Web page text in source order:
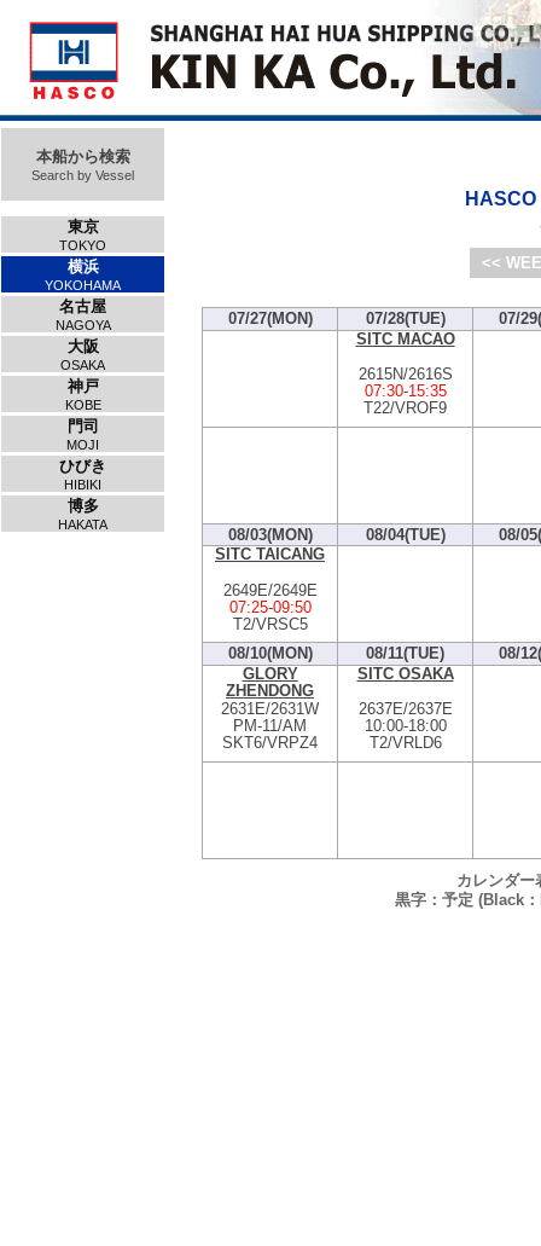
本船から検索
Search by Vessel
東京
TOKYO
横浜
YOKOHAMA
名古屋
NAGOYA
大阪
OSAKA
神戸
KOBE
門司
MOJI
ひびき
HIBIKI
博多
HAKATA
<<
07/27(MON) 07/28(TUE)
07/
SITC MACAO
2615N/2616S
07:30-15:35
T22/VROF9
08/03(MON) 08/04(TUE)
08/
SITC TAICANG
2649E/2649E
07:25-09:50
T2/VRSC5
08/10(MON)
08/11(TUE)
08/
GLORY
ZHENDONG
2631E/2631W
PM-11/AM
SKT6/VRPZ4
SITC OSAKA
2637E/2637E
10:00-18:00
T2/VRLD6
カレンダー
黒字：予定 (Black